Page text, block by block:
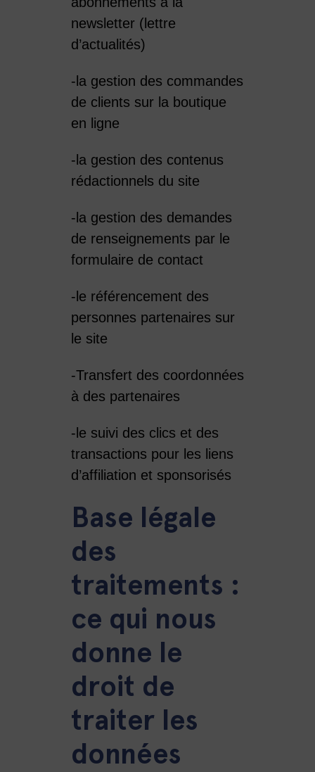
newsletter (lettre
d’actualités)
-la gestion des commandes
de clients sur la boutique
en ligne
-la gestion des contenus
rédactionnels du site
-la gestion des demandes
de renseignements par le
formulaire de contact
-le référencement des
personnes partenaires sur
le site
-Transfert des coordonnées
à des partenaires
-le suivi des clics et des
transactions pour les liens
d’affiliation et sponsorisés
Base légale
des
traitements :
ce qui nous
donne le
droit de
traiter les
données